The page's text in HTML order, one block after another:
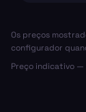
Os preços
configurador
Preço indicativo —